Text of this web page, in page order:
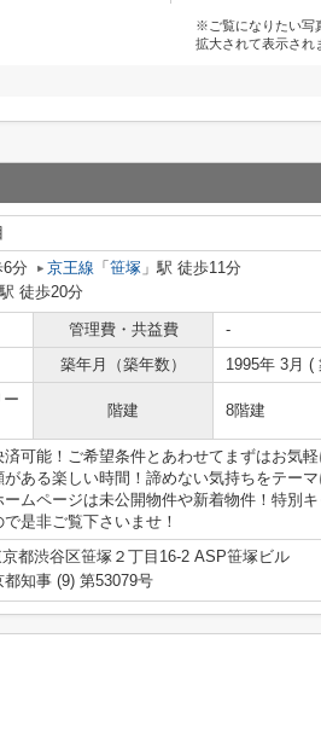
※ご覧になりたい写
拡大されて表示され
6分 京王線 「 笹塚 」駅 徒歩11分
徒歩20分
管理費・共益費
-
築年月（築年数） 1995年 3月 (
階建 8階建
可能！ご希望条件とあわせてまずはお気
ある楽しい時間！諦めない気持ちをテー
ムページは未公開物件や新着物件！特別
是非ご覧下さいませ！
都渋谷区笹塚２丁目16-2 ASP笹塚ビル
都知事 (9) 第53079号